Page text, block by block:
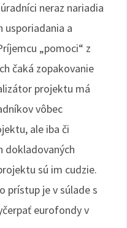
neraz nariadia
usporiadania a
„pomoci“ z
čaká zopakovanie
projektu má
vôbec
ale iba či
dokladovaných
sú im cudzie.
prístup je v súlade s
eurofondy v